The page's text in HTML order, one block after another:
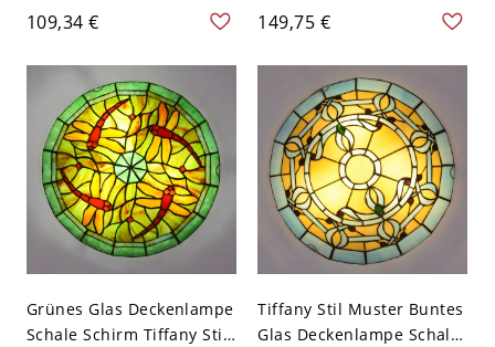
Breit 1 Birne Modernist
Flush Deckenlampe mit
Rundholz Baldachin
109,34 €
Deckenlampe Ballon
Weißes Glas 3-Kopf
Deckenleuchte - Weiß
110V-120V 17,78 cm
Fußball
149,75 €
Grünes Glas Deckenlampe
Schale Schirm Tiffany Stil
Tiffany Stil Muster Buntes
Glas Deckenlampe Schale